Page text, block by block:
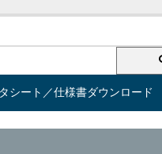
シート／仕様書ダウンロード